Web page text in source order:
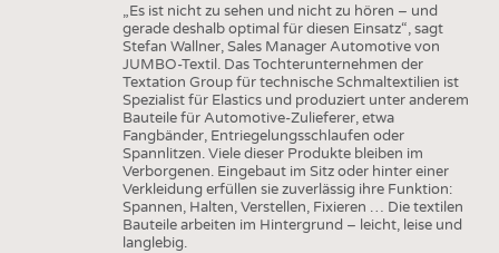
„Es ist nicht zu sehen und nicht zu hören – und
gerade deshalb optimal für diesen Einsatz“, sagt
Stefan Wallner, Sales Manager Automotive von
JUMBO-Textil. Das Tochterunternehmen der
Textation Group für technische Schmaltextilien ist
Spezialist für Elastics und produziert unter anderem
Bauteile für Automotive-Zulieferer, etwa
Fangbänder, Entriegelungsschlaufen oder
Spannlitzen. Viele dieser Produkte bleiben im
Verborgenen. Eingebaut im Sitz oder hinter einer
Verkleidung erfüllen sie zuverlässig ihre Funktion:
Spannen, Halten, Verstellen, Fixieren … Die textilen
Bauteile arbeiten im Hintergrund – leicht, leise und
langlebig.